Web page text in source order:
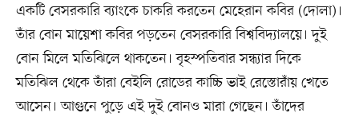
একটি বেসরকারি ব্যাংকে চাকরি করতেন মেহেরান কবির (দোলা)।
তাঁর বোন মায়েশা কবির পড়তেন বেসরকারি বিশ্ববিদ্যালয়ে। দুই
বোন মিলে মতিঝিলে থাকতেন। বৃহস্পতিবার সন্ধ্যার দিকে
মতিঝিল থেকে তাঁরা বেইলি রোডের কাচ্চি ভাই রেস্তোরাঁয় খেতে
আসেন। আগুনে পুড়ে এই দুই বোনও মারা গেছেন। তাঁদের